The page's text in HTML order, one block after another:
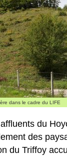
dans le cadre du LIFE
du
des
du Triffoy